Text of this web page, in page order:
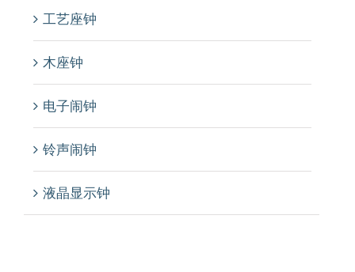
工艺座钟
木座钟
电子闹钟
铃声闹钟
液晶显示钟